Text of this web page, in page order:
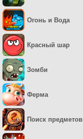
Огонь и Вода
Красный шар
Зомби
Ферма
Поиск предметов